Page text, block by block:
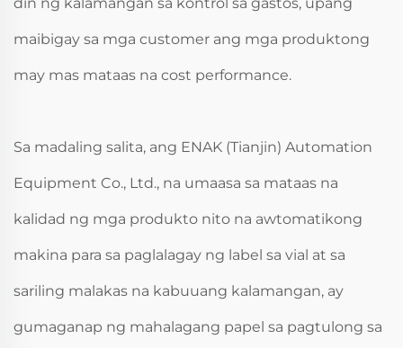
maibigay sa mga customer ang mga produktong
may mas mataas na cost performance.
Sa madaling salita, ang ENAK (Tianjin) Automation
Equipment Co., Ltd., na umaasa sa mataas na
kalidad ng mga produkto nito na awtomatikong
makina para sa paglalagay ng label sa vial at sa
sariling malakas na kabuuang kalamangan, ay
gumaganap ng mahalagang papel sa pagtulong sa